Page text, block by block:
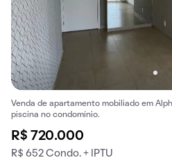
Venda de apartamento mobiliado em
piscina no condomínio.
R$ 720.000
R$ 652 Condo. + IPTU